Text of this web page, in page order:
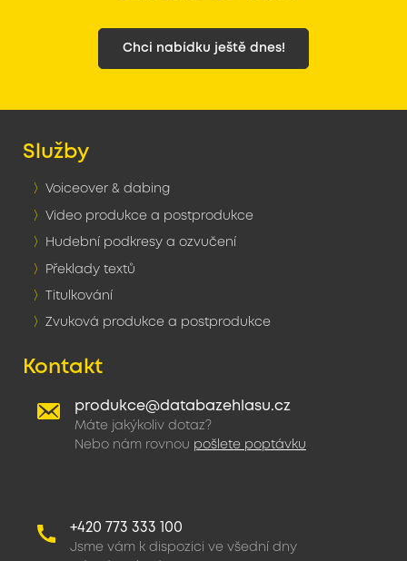
Chci nabídku ještě dnes!
Služby
Voiceover & dabing
Video produkce a postprodukce
Hudební podkresy a ozvučení
Překlady textů
Titulkování
Zvuková produkce a postprodukce
Kontakt
produkce@databazehlasu.cz
Máte jakýkoliv dotaz?
Nebo nám rovnou pošlete poptávku
+420 773 333 100
Jsme vám k dispozici ve všední dny